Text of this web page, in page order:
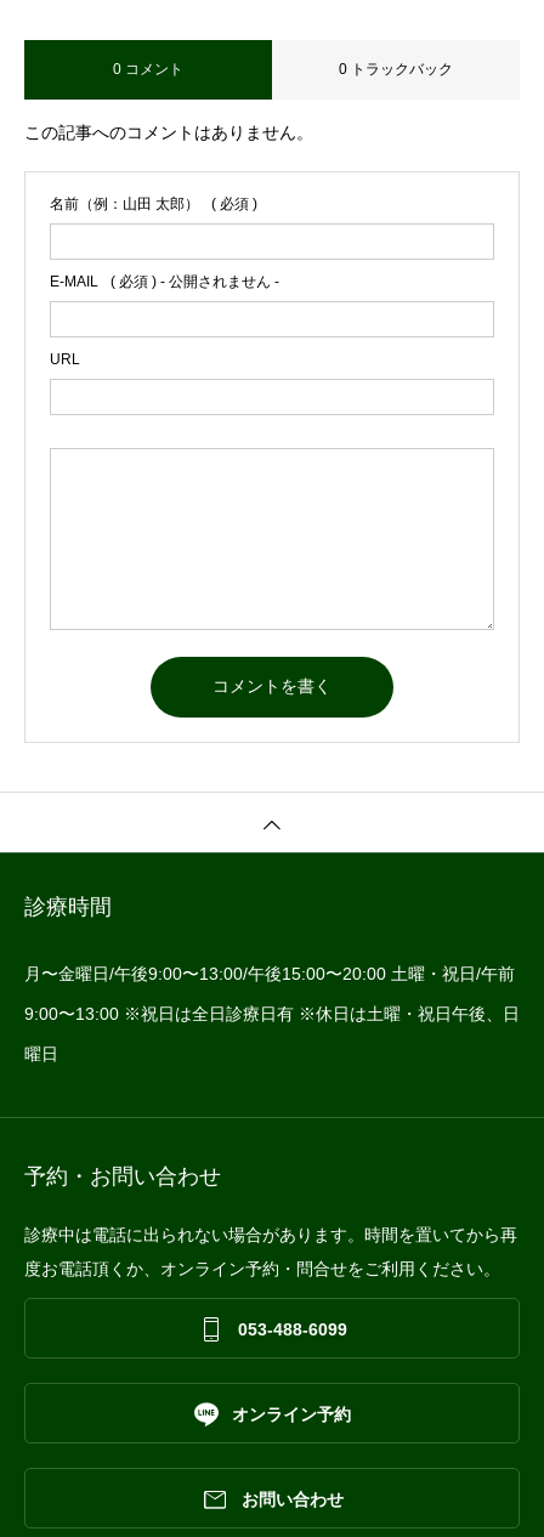
0 コメント 0 トラックバック
この記事へのコメントはありません。
名前（例：山田 太郎） ( 必須 )
E-MAIL ( 必須 ) - 公開されません -
URL
診療時間
月〜金曜日/午後9:00〜13:00/午後15:00〜20:00 土曜・祝日/午前
9:00〜13:00 ※祝日は全日診療日有 ※休日は土曜・祝日午後、日
曜日
予約・お問い合わせ
診療中は電話に出られない場合があります。時間を置いてから再
度お電話頂くか、オンライン予約・問合せをご利用ください。
 053-488-6099
 オンライン予約
 お問い合わせ
